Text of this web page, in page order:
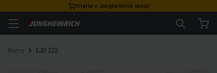
Vitajte v Jungheinrich shop!
Home EJD 222